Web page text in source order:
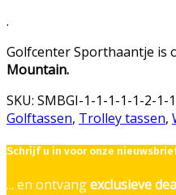
.
Golfcenter Sporthaantje is
Mountain.
SKU: SMBGI-1-1-1-1-1-2-1-
Golftassen, Trolley tassen,
Schrijf u in voor onze
... en ontvangexclusieve